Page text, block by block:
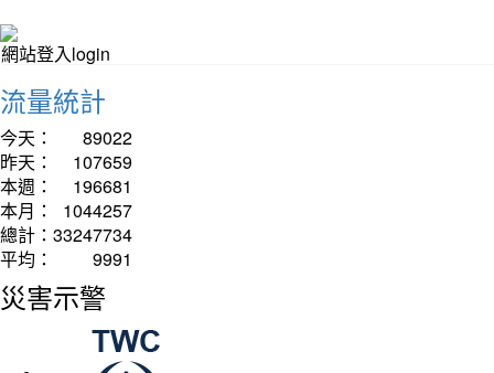
網站登入login
流量統計
今天：
89022
昨天：
107659
本週：
196681
本月：
1044257
總計： 33247734
平均：
9991
災害示警